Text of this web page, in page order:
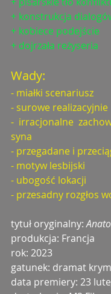
+ konstrukcja
+ kobiece podejście
+ dojrzała reżyseria
Wady:
- miałki scenariusz
- surowe realizacyjnie
- irracjonalne
syna
- przegadane i
- motyw lesbijski
- ubogość lokacji
- przesadny rozgłos
tytuł oryginalny:
produkcja: Francja
rok: 2023
gatunek: dramat
data premiery: 23